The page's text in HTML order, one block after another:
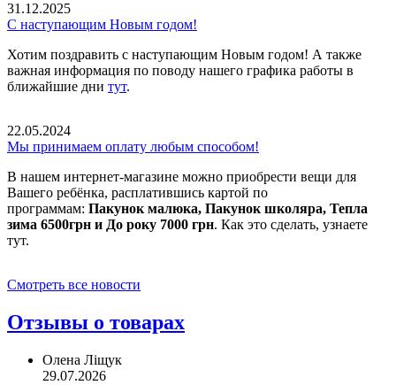
31.12.2025
С наступающим Новым годом!
Хотим поздравить с наступающим Новым годом! А также
важная информация по поводу нашего графика работы в
ближайшие дни тут.
22.05.2024
Мы принимаем оплату любым способом!
В нашем интернет-магазине можно приобрести вещи для
Вашего ребёнка, расплатившись картой по
программам: Пакунок малюка, Пакунок школяра, Тепла
зима 6500грн и До року 7000 грн. Как это сделать, узнаете
тут.
Смотреть все новости
Отзывы о товарах
Олена Ліщук
29.07.2026